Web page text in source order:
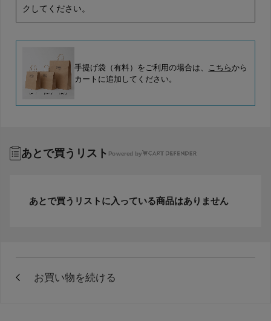
クしてください。
手提げ袋（有料）をご利用の場合は、 こちらから
カートに追加してください。
あとで買うリスト Powered by
あとで買うリストに入っている商品はありません